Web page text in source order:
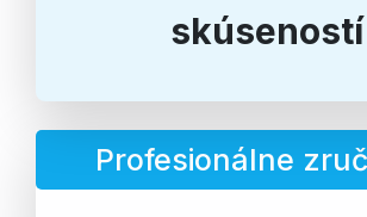
skúseností
Profesionálne